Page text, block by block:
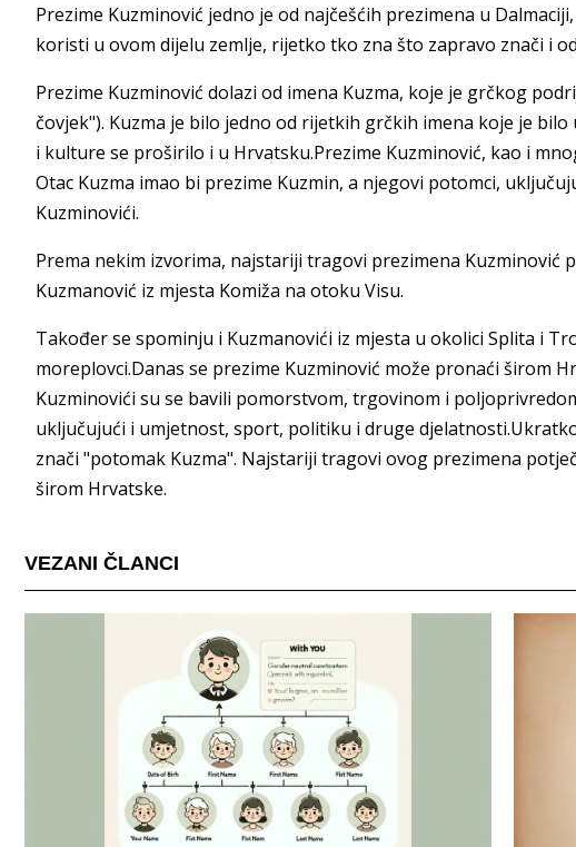
Prezime Kuzminović jedno je od najčešćih prezimena u
koristi u ovom dijelu zemlje, rijetko tko zna što zapravo znači i
Prezime Kuzminović dolazi od imena Kuzma, koje je grčkog
čovjek"). Kuzma je bilo jedno od rijetkih grčkih imena koje je
i kulture se proširilo i u Hrvatsku.Prezime Kuzminović, kao i
Otac Kuzma imao bi prezime Kuzmin, a njegovi potomci,
Kuzminovići.
Prema nekim izvorima, najstariji tragovi prezimena Kuzminović
Kuzmanović iz mjesta Komiža na otoku Visu.
Također se spominju i Kuzmanovići iz mjesta u okolici Splita i
moreplovci.Danas se prezime Kuzminović može pronaći širom
Kuzminovići su se bavili pomorstvom, trgovinom i
uključujući i umjetnost, sport, politiku i druge
znači "potomak Kuzma". Najstariji tragovi ovog prezimena
širom Hrvatske.
VEZANI ČLANCI